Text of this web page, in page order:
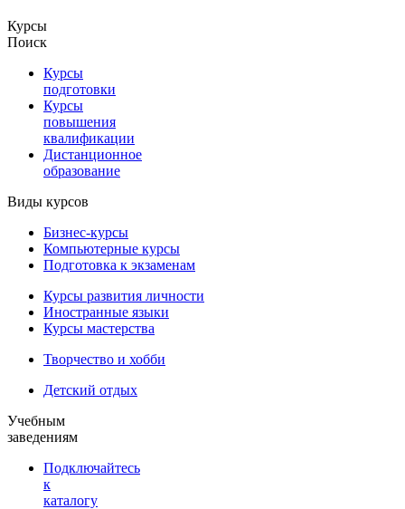
Курсы
Поиск
Курсы
подготовки
Курсы
повышения
квалификации
Дистанционное
образование
Виды курсов
Бизнес-курсы
Компьютерные курсы
Подготовка к экзаменам
Курсы развития личности
Иностранные языки
Курсы мастерства
Творчество и хобби
Детский отдых
Учебным
заведениям
Подключайтесь
к
каталогу